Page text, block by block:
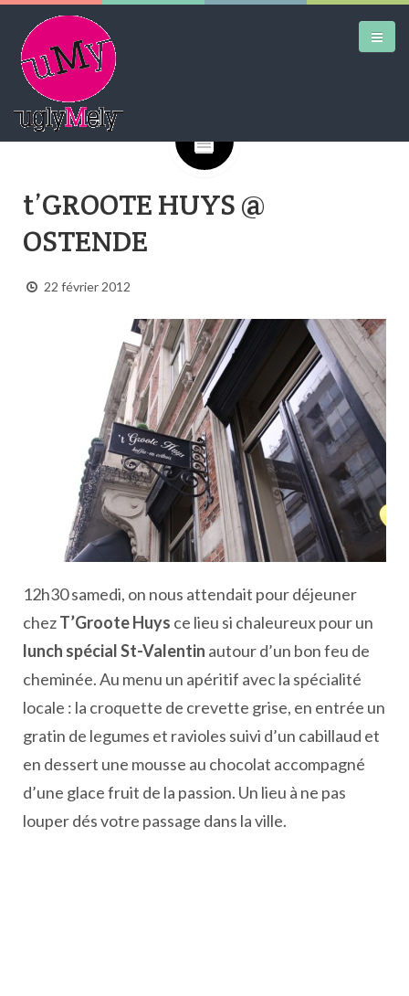
AIRTRAINERPEDIA
STREET ART
Google+
t’GROOTE HUYS @
OSTENDE
22 février 2012
12h30 samedi, on nous attendait pour déjeuner
chezT’Groote Huys ce lieu si chaleureux pour un
lunch spécial St-Valentin autour d’un bon feu de
cheminée. Au menu un apéritif avec la spécialité
locale : la croquette de crevette grise, en entrée un
gratin de legumes et ravioles suivi d’un cabillaud et
en dessert une mousse au chocolat accompagné
d’une glace fruit de la passion. Un lieu à ne pas
louper dés votre passage dans la ville.